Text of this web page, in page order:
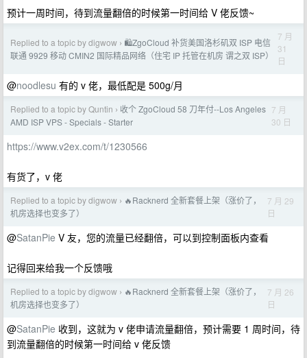
预计一周时间，待到流量翻倍的时候第一时间给 V 佬反馈~
Replied to a topic by digwow › 🛍️ZgoCloud 补货美国洛杉矶双 ISP 电信
联通 9929 移动 CMIN2 国际精品网络（住宅 IP 托管在机房 谓之双 ISP）
7 月
31
日
@noodlesu 有的 v 佬，最低配是 500g/月
Replied to a topic by Quntin › 收个 ZgoCloud 58 刀年付--Los Angeles
AMD ISP VPS - Specials - Starter
7 月
30 日
https://www.v2ex.com/t/1230566
有货了，v 佬
Replied to a topic by digwow › 🔥Racknerd 全新套餐上架（涨价了，
机房选择也变多了）
7 月 29
日
@SatanPie V 友，您的流量已经翻倍，可以到控制面板内查看
记得回来给我一个反馈哦
Replied to a topic by digwow › 🔥Racknerd 全新套餐上架（涨价了，
机房选择也变多了）
7 月 26
日
@SatanPie 收到，这就为 v 佬申请流量翻倍，预计需要 1 周时间，待
到流量翻倍的时候第一时间给 v 佬反馈